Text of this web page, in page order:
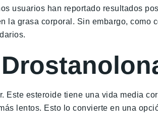
usuarios han reportado resultados
la grasa corporal. Sin embargo, como
esteroide tiene una vida media
lentos. Esto lo convierte en una